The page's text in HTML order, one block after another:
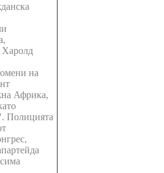
Харолд
на
Африка,
Полицията